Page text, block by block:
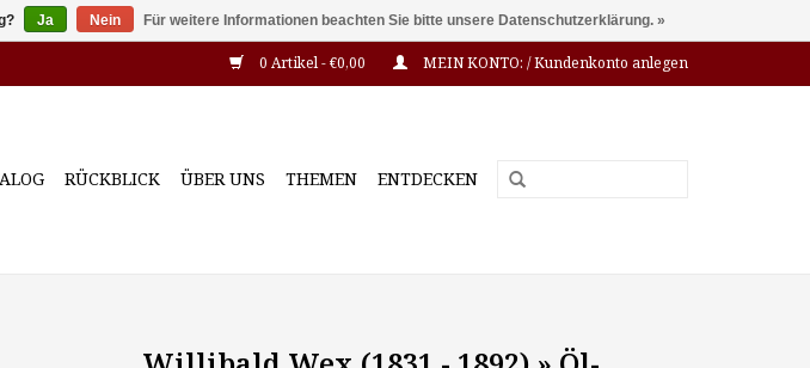
0 Artikel - €0,00 MEIN KONTO: / Kundenkonto anlegen
RÜCKBLICK ÜBER UNS THEMEN ENTDECKEN
Ja Nein Für weitere Informationen beachten Sie bitte unsere Datenschutzerklärung. »